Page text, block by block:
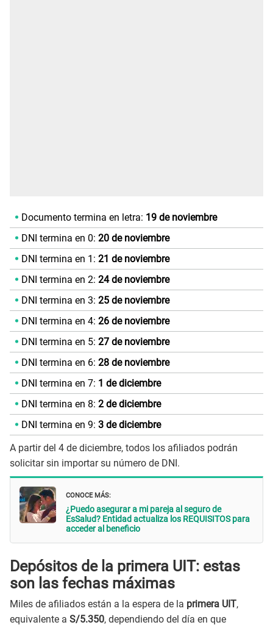
Documento termina en letra: 19 de noviembre
DNI termina en 0: 20 de noviembre
DNI termina en 1: 21 de noviembre
DNI termina en 2: 24 de noviembre
DNI termina en 3: 25 de noviembre
DNI termina en 4: 26 de noviembre
DNI termina en 5: 27 de noviembre
DNI termina en 6: 28 de noviembre
DNI termina en 7: 1 de diciembre
DNI termina en 8: 2 de diciembre
DNI termina en 9: 3 de diciembre
A partir del 4 de diciembre, todos los afiliados podrán
solicitar sin importar su número de DNI.
CONOCE MÁS:
¿Puedo asegurar a mi pareja al seguro de
EsSalud? Entidad actualiza los REQUISITOS para
acceder al beneficio
Depósitos de la primera UIT: estas
son las fechas máximas
Miles de afiliados están a la espera de la primera UIT,
equivalente a S/5.350, dependiendo del día en que